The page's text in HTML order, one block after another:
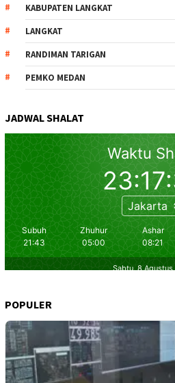
KABUPATEN LANGKAT
LANGKAT
RANDIMAN TARIGAN
PEMKO MEDAN
JADWAL SHALAT
POPULER